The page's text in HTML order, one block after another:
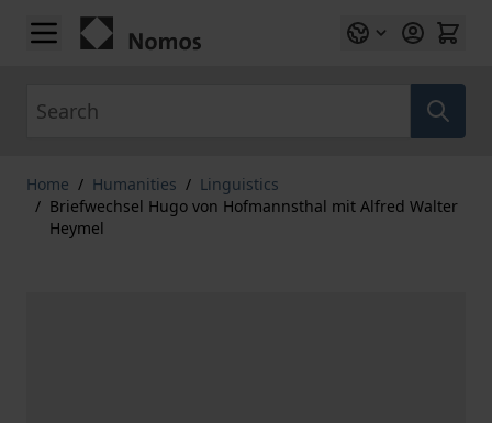
Skip to Content
Home / Humanities / Linguistics
/ Briefwechsel Hugo von Hofmannsthal mit Alfred Walter
Heymel